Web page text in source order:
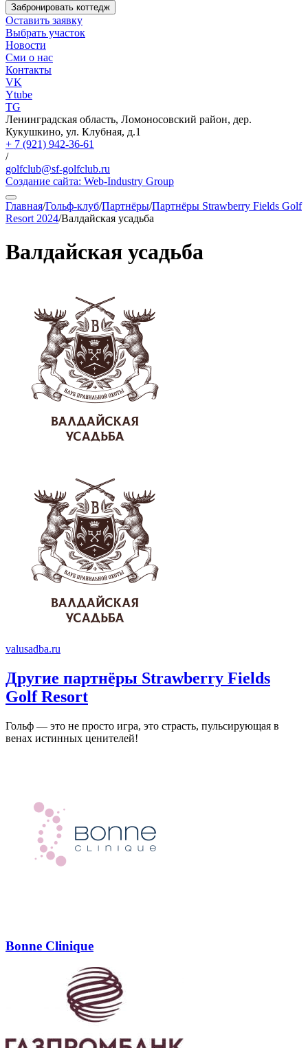
Забронировать коттедж
Оставить заявку
Выбрать участок
Новости
Сми о нас
Контакты
VK
Ytube
TG
Ленинградская область, Ломоносовский район, дер.
Кукушкино, ул. Клубная, д.1
+ 7 (921) 942-36-61
/
golfclub@sf-golfclub.ru
Создание сайта: Web-Industry Group
Главная/Гольф-клуб/Партнёры/Партнёры Strawberry Fields Golf
Resort 2024/Валдайская усадьба
Валдайская усадьба
valusadba.ru
Другие партнёры Strawberry Fields
Golf Resort
Гольф — это не просто игра, это страсть, пульсирующая в
венах истинных ценителей!
Bonne Clinique